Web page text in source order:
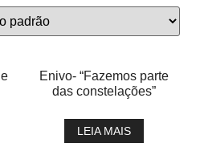
Enivo- “Fazemos parte
das constelações”
LEIA MAIS